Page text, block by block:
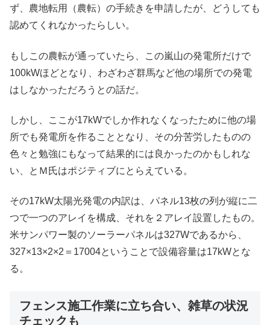
ず、農地転用（農転）の手続きを申請したが、どうしても
認めてくれなかったらしい。
もしこの農転が通っていたら、この嵐山の発電所だけで
100kWほどとなり、わざわざ群馬など他の場所での発電
はしなかっただろうとの話だ。
しかし、ここが17kWでしか作れなくなったために他の場
所でも発電所を作ることとなり、その分苦労したものの
色々と勉強にもなって結果的には良かったのかもしれな
い、とＭ氏はポジティブにとらえている。
その17kW太陽光発電の内訳は、パネル13枚の列が縦に二
つで一つのアレイを構成、それを２アレイ設置したもの。
米サンパワー製のソーラーパネルは327Wであるから、
327×13×2×2＝17004ということで設備容量は17kWとな
る。
フェンス施工作業に立ち合い、雑草の状況
チェックも